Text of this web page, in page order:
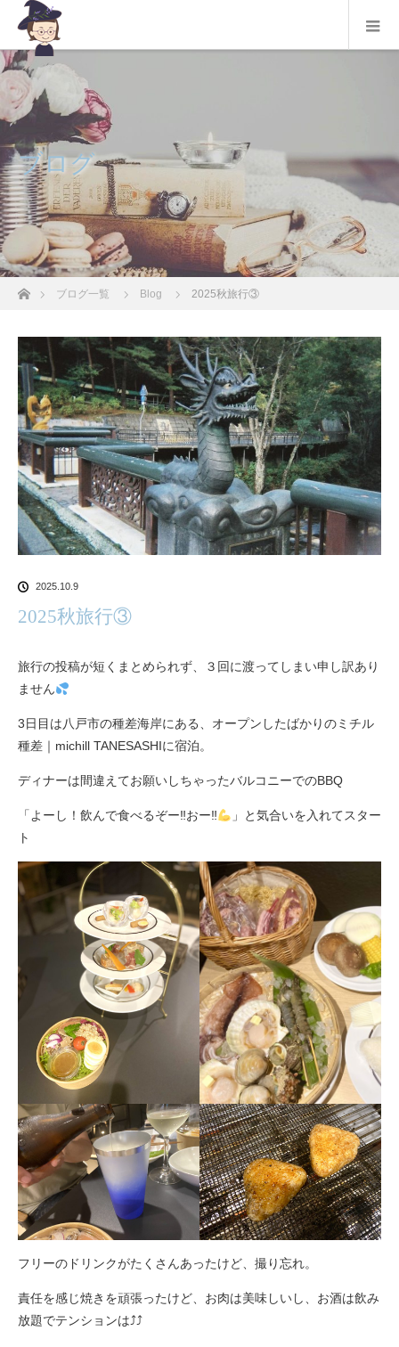
ブログ
ホームブログ一覧 Blog 2025秋旅行③
2025.10.9
2025秋旅行③
旅行の投稿が短くまとめられず、３回に渡ってしまい申し訳あり
ません
3日目は八戸市の種差海岸にある、オープンしたばかりのミチル
種差｜michill TANESASHIに宿泊。
ディナーは間違えてお願いしちゃったバルコニーでのBBQ
「よーし！飲んで食べるぞー‼︎おー‼︎
」と気合いを入れてスター
ト
フリーのドリンクがたくさんあったけど、撮り忘れ。
責任を感じ焼きを頑張ったけど、お肉は美味しいし、お酒は飲み
放題でテンションは⤴︎⤴︎